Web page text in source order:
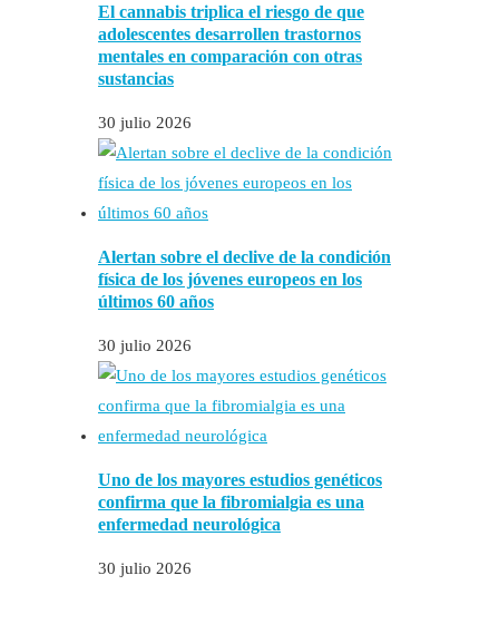
El cannabis triplica el riesgo de que
adolescentes desarrollen trastornos
mentales en comparación con otras
sustancias
30 julio 2026
Alertan sobre el declive de la condición
física de los jóvenes europeos en los
últimos 60 años
30 julio 2026
Uno de los mayores estudios genéticos
confirma que la fibromialgia es una
enfermedad neurológica
30 julio 2026